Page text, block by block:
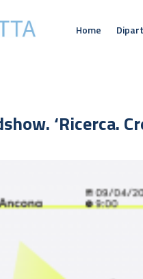
Home
‘Ricerca.